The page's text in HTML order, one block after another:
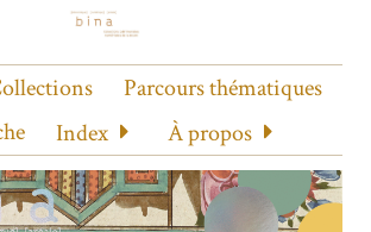
Parcours thématiques
Index À propos